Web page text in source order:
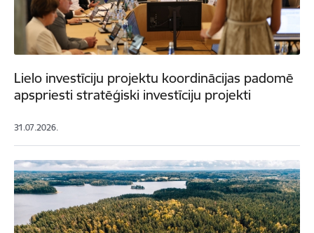
Lielo investīciju projektu koordinācijas padomē
apspriesti stratēģiski investīciju projekti
31.07.2026.